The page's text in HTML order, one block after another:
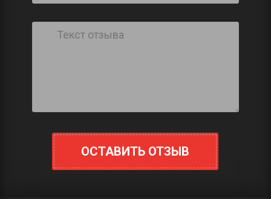
ОСТАВИТЬ ОТЗЫВ